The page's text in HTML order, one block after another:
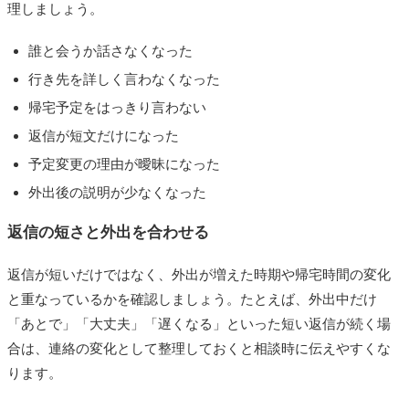
理しましょう。
誰と会うか話さなくなった
行き先を詳しく言わなくなった
帰宅予定をはっきり言わない
返信が短文だけになった
予定変更の理由が曖昧になった
外出後の説明が少なくなった
返信の短さと外出を合わせる
返信が短いだけではなく、外出が増えた時期や帰宅時間の変化
と重なっているかを確認しましょう。たとえば、外出中だけ
「あとで」「大丈夫」「遅くなる」といった短い返信が続く場
合は、連絡の変化として整理しておくと相談時に伝えやすくな
ります。